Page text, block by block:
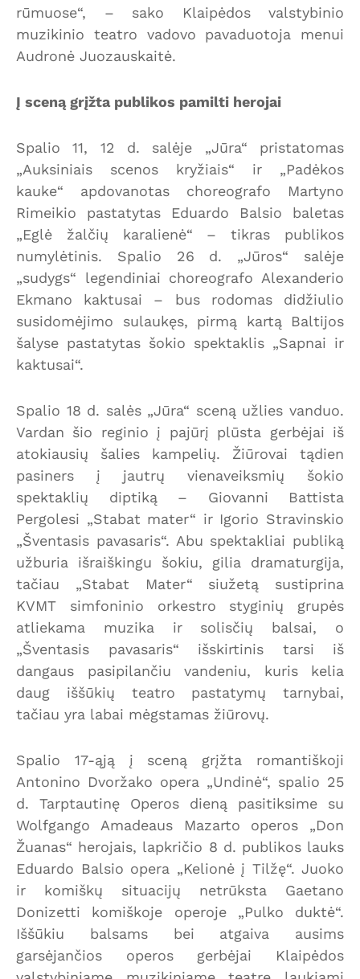
rūmuose“, – sako Klaipėdos valstybinio
muzikinio teatro vadovo pavaduotoja menui
Audronė Juozauskaitė.
Į sceną grįžta publikos pamilti herojai
Spalio 11, 12 d. salėje „Jūra“ pristatomas
„Auksiniais scenos kryžiais“ ir „Padėkos
kauke“ apdovanotas choreografo Martyno
Rimeikio pastatytas Eduardo Balsio baletas
„Eglė žalčių karalienė“ – tikras publikos
numylėtinis. Spalio 26 d. „Jūros“ salėje
„sudygs“ legendiniai choreografo Alexanderio
Ekmano kaktusai – bus rodomas didžiulio
susidomėjimo sulaukęs, pirmą kartą Baltijos
šalyse pastatytas šokio spektaklis „Sapnai ir
kaktusai“.
Spalio 18 d. salės „Jūra“ sceną užlies vanduo.
Vardan šio reginio į pajūrį plūsta gerbėjai iš
atokiausių šalies kampelių. Žiūrovai tądien
pasiners į jautrų vienaveiksmių šokio
spektaklių diptiką – Giovanni Battista
Pergolesi „Stabat mater“ ir Igorio Stravinskio
„Šventasis pavasaris“. Abu spektakliai publiką
užburia išraiškingu šokiu, gilia dramaturgija,
tačiau „Stabat Mater“ siužetą sustiprina
KVMT simfoninio orkestro styginių grupės
atliekama muzika ir solisčių balsai, o
„Šventasis pavasaris“ išskirtinis tarsi iš
dangaus pasipilančiu vandeniu, kuris kelia
daug iššūkių teatro pastatymų tarnybai,
tačiau yra labai mėgstamas žiūrovų.
Spalio 17-ąją į sceną grįžta romantiškoji
Antonino Dvoržako opera „Undinė“, spalio 25
d. Tarptautinę Operos dieną pasitiksime su
Wolfgango Amadeaus Mazarto operos „Don
Žuanas“ herojais, lapkričio 8 d. publikos lauks
Eduardo Balsio opera „Kelionė į Tilžę“. Juoko
ir komiškų situacijų netrūksta Gaetano
Donizetti komiškoje operoje „Pulko duktė“.
Iššūkiu balsams bei atgaiva ausims
garsėjančios operos gerbėjai Klaipėdos